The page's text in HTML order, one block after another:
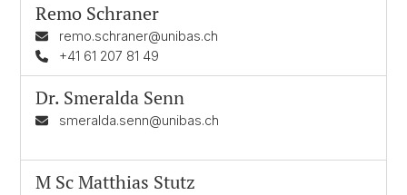
Remo Schraner
remo.schraner@unibas.ch
+41 61 207 81 49
Dr. Smeralda Senn
smeralda.senn@unibas.ch
M ScMatthias Stutz